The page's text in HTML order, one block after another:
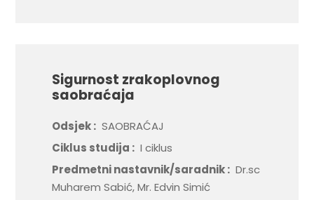
Sigurnost zrakoplovnog
saobraćaja
Odsjek : SAOBRAĆAJ
Ciklus studija : I ciklus
Predmetni nastavnik/saradnik : Dr.sc
Muharem Sabić, Mr. Edvin Simić